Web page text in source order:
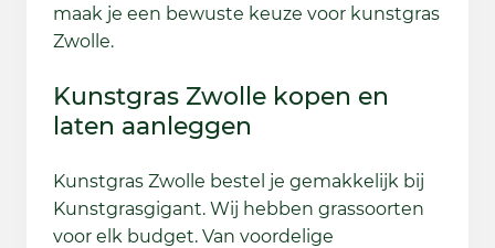
maak je een bewuste keuze voor kunstgras
Zwolle.
Kunstgras Zwolle kopen en
laten aanleggen
Kunstgras Zwolle bestel je gemakkelijk bij
Kunstgrasgigant. Wij hebben grassoorten
voor elk budget. Van voordelige